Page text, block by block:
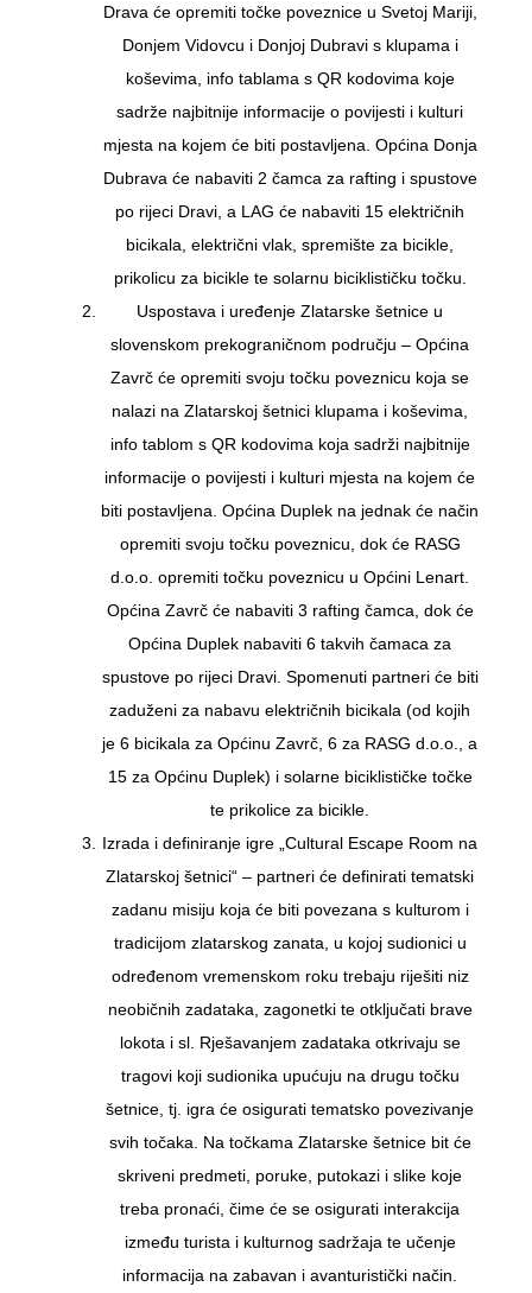
Drava će opremiti točke poveznice u Svetoj Mariji,
Donjem Vidovcu i Donjoj Dubravi s klupama i
koševima, info tablama s QR kodovima koje
sadrže najbitnije informacije o povijesti i kulturi
mjesta na kojem će biti postavljena. Općina Donja
Dubrava će nabaviti 2 čamca za rafting i spustove
po rijeci Dravi, a LAG će nabaviti 15 električnih
bicikala, električni vlak, spremište za bicikle,
prikolicu za bicikle te solarnu biciklističku točku.
Uspostava i uređenje Zlatarske šetnice u
slovenskom prekograničnom području – Općina
Zavrč će opremiti svoju točku poveznicu koja se
nalazi na Zlatarskoj šetnici klupama i koševima,
info tablom s QR kodovima koja sadrži najbitnije
informacije o povijesti i kulturi mjesta na kojem će
biti postavljena. Općina Duplek na jednak će način
opremiti svoju točku poveznicu, dok će RASG
d.o.o. opremiti točku poveznicu u Općini Lenart.
Općina Zavrč će nabaviti 3 rafting čamca, dok će
Općina Duplek nabaviti 6 takvih čamaca za
spustove po rijeci Dravi. Spomenuti partneri će biti
zaduženi za nabavu električnih bicikala (od kojih
je 6 bicikala za Općinu Zavrč, 6 za RASG d.o.o., a
15 za Općinu Duplek) i solarne biciklističke točke
te prikolice za bicikle.
Izrada i definiranje igre „Cultural Escape Room na
Zlatarskoj šetnici“ – partneri će definirati tematski
zadanu misiju koja će biti povezana s kulturom i
tradicijom zlatarskog zanata, u kojoj sudionici u
određenom vremenskom roku trebaju riješiti niz
neobičnih zadataka, zagonetki te otključati brave
lokota i sl. Rješavanjem zadataka otkrivaju se
tragovi koji sudionika upućuju na drugu točku
šetnice, tj. igra će osigurati tematsko povezivanje
svih točaka. Na točkama Zlatarske šetnice bit će
skriveni predmeti, poruke, putokazi i slike koje
treba pronaći, čime će se osigurati interakcija
između turista i kulturnog sadržaja te učenje
informacija na zabavan i avanturistički način.